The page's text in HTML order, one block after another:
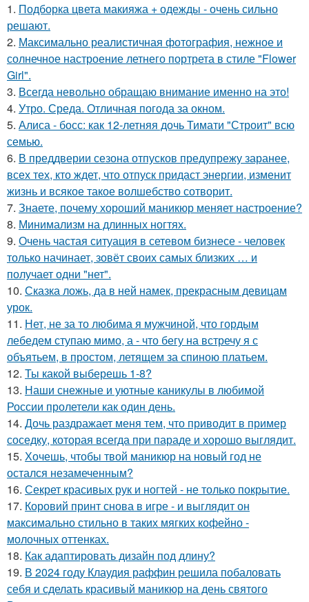
1. Подборка цвета макияжа + одежды - очень сильно
решают.
2. Максимально реалистичная фотография, нежное и
солнечное настроение летнего портрета в стиле "Flower
Girl".
3. Всегда невольно обращаю внимание именно на это!
4. Утро. Среда. Отличная погода за окном.
5. Алиса - босс: как 12-летняя дочь Тимати "Строит" всю
семью.
6. В преддверии сезона отпусков предупрежу заранее,
всех тех, кто ждет, что отпуск придаст энергии, изменит
жизнь и всякое такое волшебство сотворит.
7. Знаете, почему хороший маникюр меняет настроение?
8. Минимализм на длинных ногтях.
9. Очень частая ситуация в сетевом бизнесе - человек
только начинает, зовёт своих самых близких … и
получает одни "нет".
10. Сказка ложь, да в ней намек, прекрасным девицам
урок.
11. Нет, не за то любима я мужчиной, что гордым
лебедем ступаю мимо, а - что бегу на встречу я с
объятьем, в простом, летящем за спиною платьем.
12. Ты какой выберешь 1-8?
13. Наши снежные и уютные каникулы в любимой
России пролетели как один день.
14. Дочь раздражает меня тем, что приводит в пример
соседку, которая всегда при параде и хорошо выглядит.
15. Хочешь, чтобы твой маникюр на новый год не
остался незамеченным?
16. Секрет красивых рук и ногтей - не только покрытие.
17. Коровий принт снова в игре - и выглядит он
максимально стильно в таких мягких кофейно -
молочных оттенках.
18. Как адаптировать дизайн под длину?
19. В 2024 году Клаудия раффин решила побаловать
себя и сделать красивый маникюр на день святого